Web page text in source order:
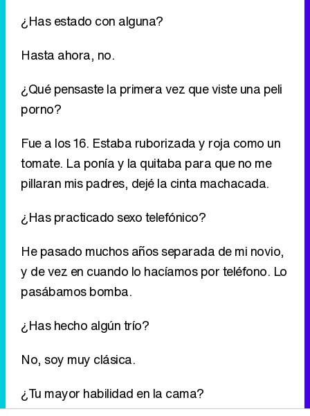
porno?
Fue a los 16. Estaba ruborizada y roja como un
tomate. La ponía y la quitaba para que no me
pillaran mis padres, dejé la cinta machacada.
¿Has practicado sexo telefónico?
He pasado muchos años separada de mi novio,
y de vez en cuando lo hacíamos por teléfono. Lo
pasábamos bomba.
¿Has hecho algún trío?
No, soy muy clásica.
¿Tu mayor habilidad en la cama?
No sé decirte. Lo que más me gusta son los
besos, hacen que me vuelva loca.
¿Con cuántos hombres he podido estar?